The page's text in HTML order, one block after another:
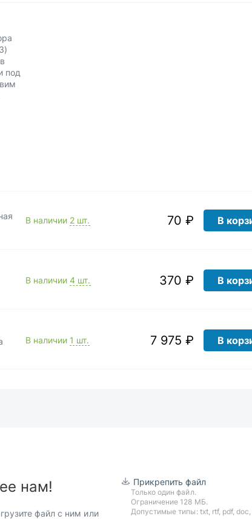
под
В наличии 2 шт. 70 ₽ В
В наличии 4 шт. 370 ₽ В
В наличии 1 шт. 7 975 ₽ В
нам!
файл с ним или
Прикрепить файл
Только один файл.
Ограничение 128 МБ.
Допустимые типы: txt, rtf, pdf,